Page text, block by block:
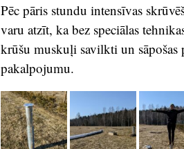
Pēc pāris stundu intensīvas
varu atzīt, ka bez speciālas
krūšu muskuļi savilkti un sāpošas
pakalpojumu.